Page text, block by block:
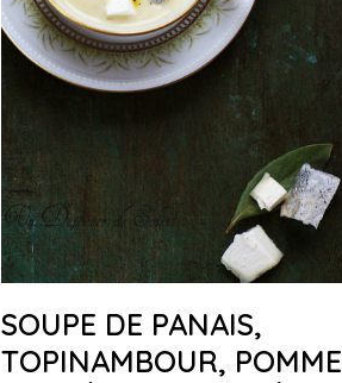
SOUPE DE PANAIS,
TOPINAMBOUR, POMME